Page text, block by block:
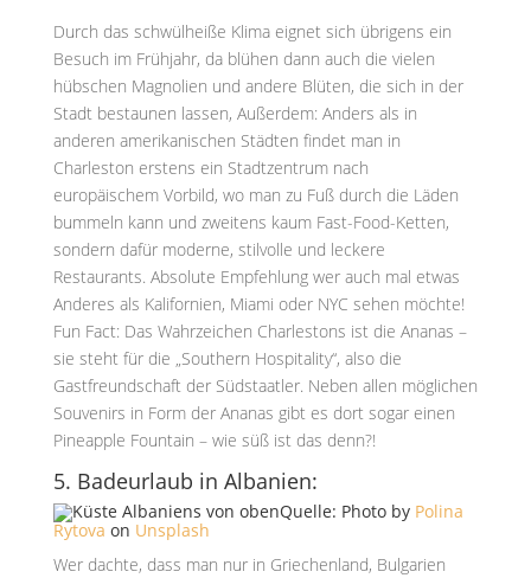
Durch das schwülheiße Klima eignet sich übrigens ein
Besuch im Frühjahr, da blühen dann auch die vielen
hübschen Magnolien und andere Blüten, die sich in der
Stadt bestaunen lassen, Außerdem: Anders als in
anderen amerikanischen Städten findet man in
Charleston erstens ein Stadtzentrum nach
europäischem Vorbild, wo man zu Fuß durch die Läden
bummeln kann und zweitens kaum Fast-Food-Ketten,
sondern dafür moderne, stilvolle und leckere
Restaurants. Absolute Empfehlung wer auch mal etwas
Anderes als Kalifornien, Miami oder NYC sehen möchte!
Fun Fact: Das Wahrzeichen Charlestons ist die Ananas –
sie steht für die „Southern Hospitality“, also die
Gastfreundschaft der Südstaatler. Neben allen möglichen
Souvenirs in Form der Ananas gibt es dort sogar einen
Pineapple Fountain – wie süß ist das denn?!
5. Badeurlaub in Albanien:
Quelle: Photo by Polina
Rytova on Unsplash
Wer dachte, dass man nur in Griechenland, Bulgarien